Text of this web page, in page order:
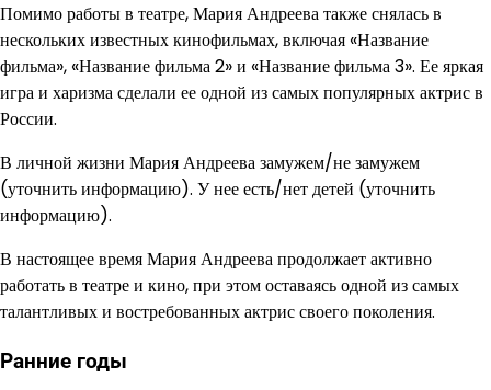
Помимо работы в театре, Мария Андреева также снялась в
нескольких известных кинофильмах, включая «Название
фильма», «Название фильма 2» и «Название фильма 3». Ее яркая
игра и харизма сделали ее одной из самых популярных актрис в
России.
В личной жизни Мария Андреева замужем/не замужем
(уточнить информацию). У нее есть/нет детей (уточнить
информацию).
В настоящее время Мария Андреева продолжает активно
работать в театре и кино, при этом оставаясь одной из самых
талантливых и востребованных актрис своего поколения.
Ранние годы